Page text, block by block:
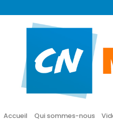
Accueil Qui sommes-nous
CN
Une vie